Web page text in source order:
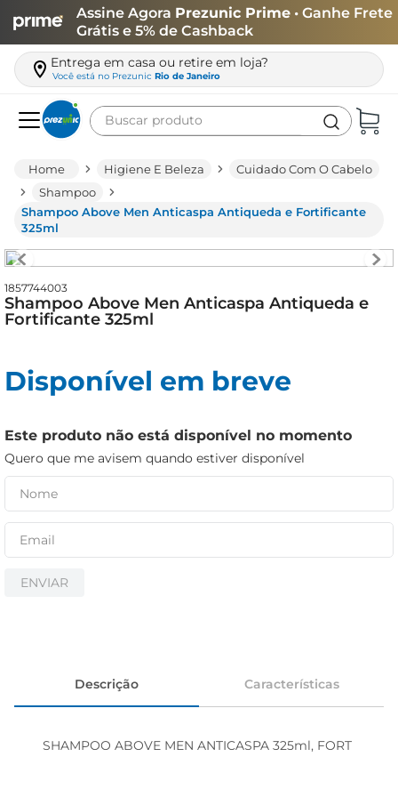
Assine Agora Prezunic Prime • Ganhe Frete
Grátis e 5% de Cashback
Entrega em casa ou retire em loja?
Você está no Prezunic Rio de Janeiro
Buscar produto
Higiene E Beleza
Cuidado Com O Cabelo
Shampoo
Shampoo Above Men Anticaspa Antiqueda e Fortificante
325ml
1857744003
Shampoo Above Men Anticaspa Antiqueda e
Fortificante 325ml
Disponível em breve
Este produto não está disponível no momento
Quero que me avisem quando estiver disponível
ENVIAR
Descrição Características
SHAMPOO ABOVE MEN ANTICASPA 325ml, FORT
leite
biscoito
iogurte
papel higiênico
cerveja